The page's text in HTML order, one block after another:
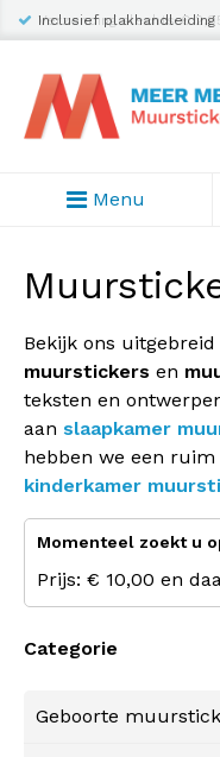
Inclusief plakhandleiding
Menu
Bekijk ons
muurstickers en
teksten en
aan slaapkamer
hebben we een
kinderkamer
Momenteel zoekt u
Prijs: € 10,00 en
Categorie
Geboorte